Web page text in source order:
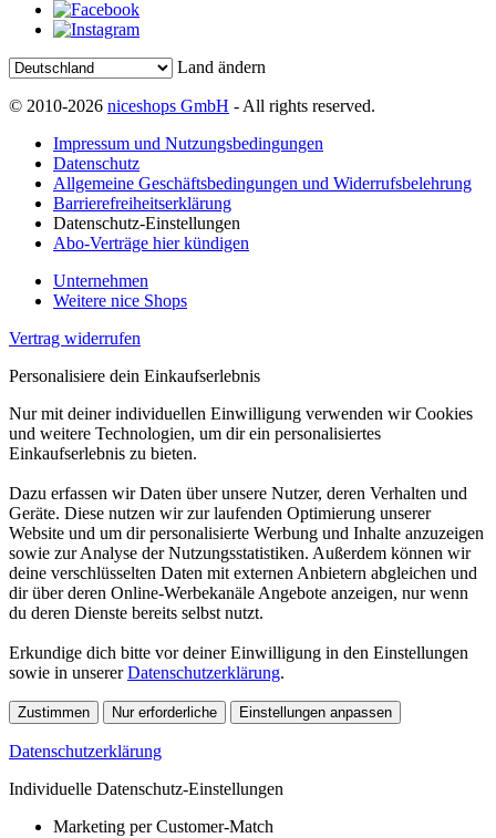
Land ändern
© 2010-2026 niceshops GmbH - All rights reserved.
Impressum und Nutzungsbedingungen
Datenschutz
Allgemeine Geschäftsbedingungen und Widerrufsbelehrung
Barrierefreiheitserklärung
Datenschutz-Einstellungen
Abo-Verträge hier kündigen
Unternehmen
Weitere nice Shops
Vertrag widerrufen
Personalisiere dein Einkaufserlebnis
Nur mit deiner individuellen Einwilligung verwenden wir Cookies
und weitere Technologien, um dir ein personalisiertes
Einkaufserlebnis zu bieten.
Dazu erfassen wir Daten über unsere Nutzer, deren Verhalten und
Geräte. Diese nutzen wir zur laufenden Optimierung unserer
Website und um dir personalisierte Werbung und Inhalte anzuzeigen
sowie zur Analyse der Nutzungsstatistiken. Außerdem können wir
deine verschlüsselten Daten mit externen Anbietern abgleichen und
dir über deren Online-Werbekanäle Angebote anzeigen, nur wenn
du deren Dienste bereits selbst nutzt.
Erkundige dich bitte vor deiner Einwilligung in den Einstellungen
sowie in unsererDatenschutzerklärung.
Zustimmen Nur erforderliche Einstellungen anpassen
Datenschutzerklärung
Individuelle Datenschutz-Einstellungen
Marketing per Customer-Match